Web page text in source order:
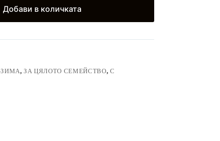
Добави в количката
ЗИМА,ЗА ЦЯЛОТО СЕМЕЙСТВО, С